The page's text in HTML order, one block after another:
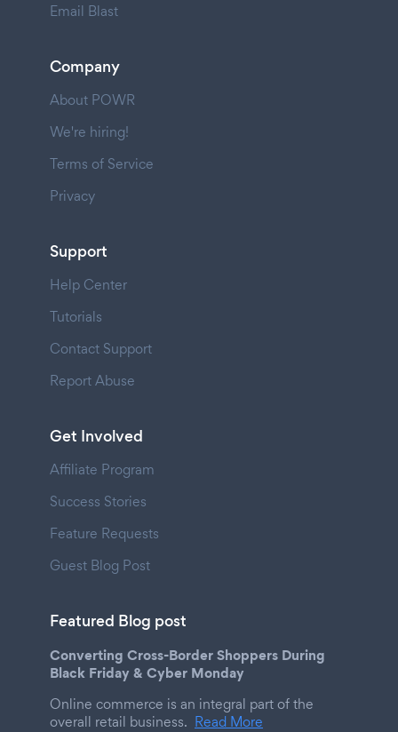
Email Blast
Company
About POWR
We're hiring!
Terms of Service
Privacy
Support
Help Center
Tutorials
Contact Support
Report Abuse
Get Involved
Affiliate Program
Success Stories
Feature Requests
Guest Blog Post
Featured Blog post
Converting Cross-Border Shoppers During
Black Friday & Cyber Monday
Online commerce is an integral part of the
overall retail business. Read More